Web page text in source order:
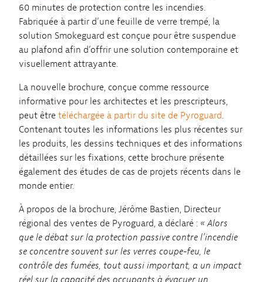
60 minutes de protection contre les incendies.
Fabriquée à partir d’une feuille de verre trempé, la
solution Smokeguard est conçue pour être suspendue
au plafond afin d’offrir une solution contemporaine et
visuellement attrayante.
La nouvelle brochure, conçue comme ressource
informative pour les architectes et les prescripteurs,
peut être téléchargée à partir du site de Pyroguard.
Contenant toutes les informations les plus récentes sur
les produits, les dessins techniques et des informations
détaillées sur les fixations, cette brochure présente
également des études de cas de projets récents dans le
monde entier.
À propos de la brochure, Jérôme Bastien, Directeur
régional des ventes de Pyroguard, a déclaré : « Alors
que le débat sur la protection passive contre l’incendie
se concentre souvent sur les verres coupe-feu, le
contrôle des fumées, tout aussi important, a un impact
réel sur la capacité des occupants à évacuer un